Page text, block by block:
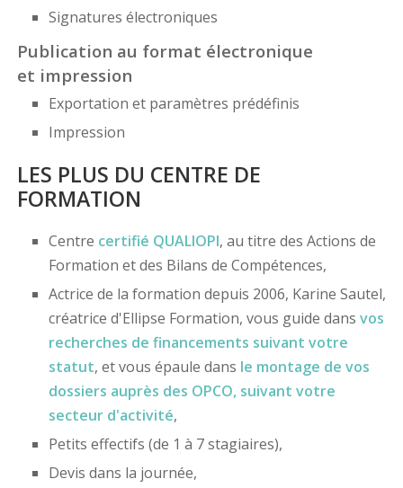
Signatures électroniques
Publication au format électronique
et impression
Exportation et paramètres prédéfinis
Impression
LES PLUS DU CENTRE DE
FORMATION
Centre certifié QUALIOPI, au titre des Actions de
Formation et des Bilans de Compétences,
Actrice de la formation depuis 2006, Karine Sautel,
créatrice d'Ellipse Formation, vous guide dans vos
recherches de financements suivant votre
statut, et vous épaule dans le montage de vos
dossiers auprès des OPCO, suivant votre
secteur d'activité,
Petits effectifs (de 1 à 7 stagiaires),
Devis dans la journée,